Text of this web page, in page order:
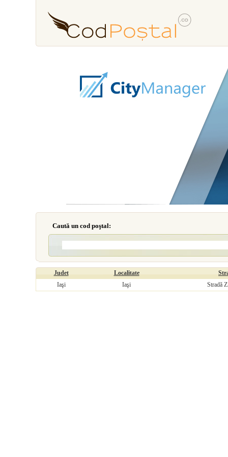
Caută un cod poştal:
Judet Localitate
Iaşi
Iaşi Stradă